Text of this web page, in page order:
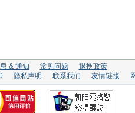
& 通知 常见问题
退换政策
隐私声明 联系我们 友情链接